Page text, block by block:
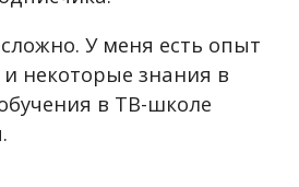
У меня есть опыт
некоторые знания в
в ТВ-школе